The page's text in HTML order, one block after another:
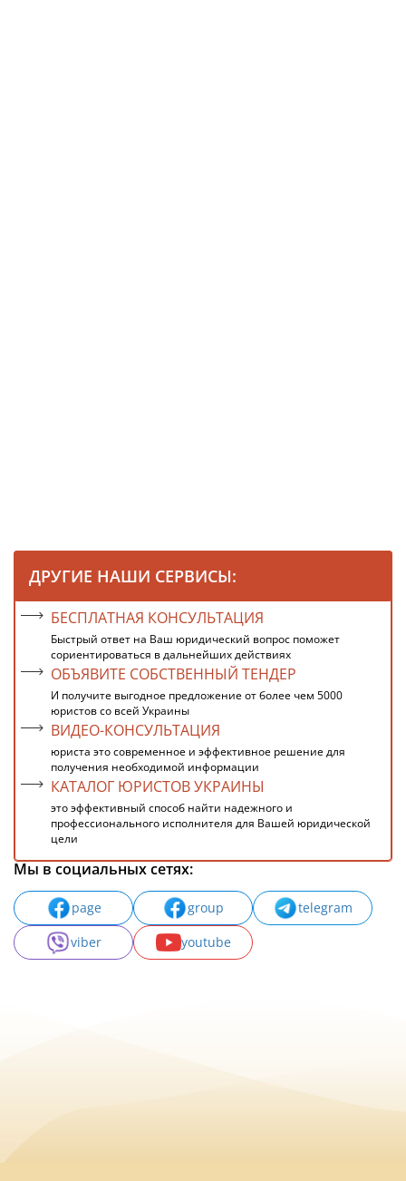
ДРУГИЕ НАШИ СЕРВИСЫ:
БЕСПЛАТНАЯ КОНСУЛЬТАЦИЯ
Быстрый ответ на Ваш юридический вопрос поможет
сориентироваться в дальнейших действиях
ОБЪЯВИТЕ СОБСТВЕННЫЙ ТЕНДЕР
И получите выгодное предложение от более чем 5000
юристов со всей Украины
ВИДЕО-КОНСУЛЬТАЦИЯ
юриста это современное и эффективное решение для
получения необходимой информации
КАТАЛОГ ЮРИСТОВ УКРАИНЫ
это эффективный способ найти надежного и
профессионального исполнителя для Вашей юридической
цели
Мы в социальных сетях:
page group
telegram
viber
youtube